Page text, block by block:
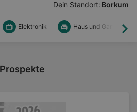
Dein Standort: Borkum
Elektronik Haus und Garten